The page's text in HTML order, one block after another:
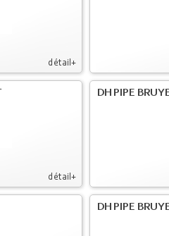
détail+
détail+
DH PIPE
DH PIPE